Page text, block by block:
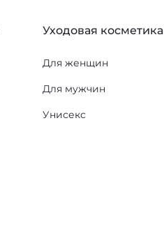
Уходовая косметика
Для женщин
Для мужчин
Унисекс